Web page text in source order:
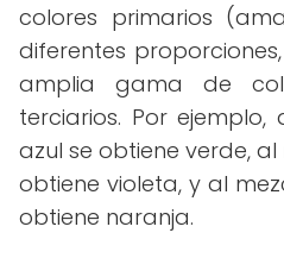
colores primarios
diferentes
amplia gama de
terciarios. Por
azul se obtiene verde,
obtiene violeta, y al
obtiene naranja.